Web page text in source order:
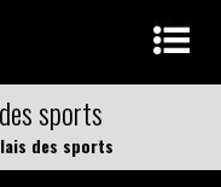
sports
des sports